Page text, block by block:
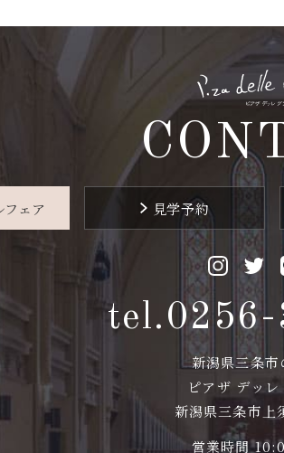
ェア 見学予約
新潟県三条
ピアザ デッ
新潟県三条市上
営業時間